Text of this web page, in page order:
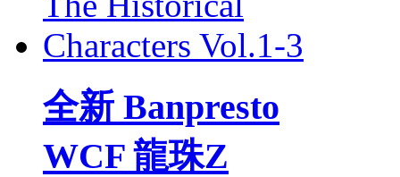
全新 Banpresto
WCF 龍珠Z